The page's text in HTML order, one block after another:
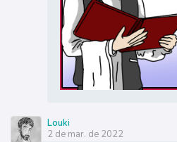
Louki
2 de mar. de 2022